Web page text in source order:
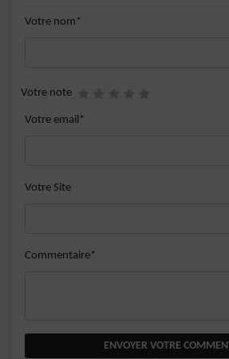
Votre nom*
Votre note
Votre email*
Votre Site
Commentaire*
ENVOYER VOTRE